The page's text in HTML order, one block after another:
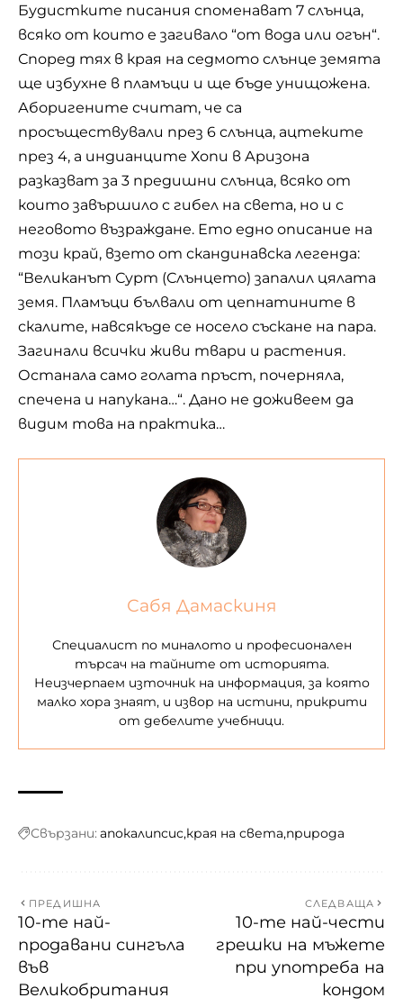
Будистките писания споменават 7 слънца,
всяко от които е загивало “от вода или огън“.
Според тях в края на седмото слънце земята
ще избухне в пламъци и ще бъде унищожена.
Аборигените считат, че са
просъществували през 6 слънца, ацтеките
през 4, а индианците Хопи в Аризона
разказват за 3 предишни слънца, всяко от
които завършило с гибел на света, но и с
неговото възраждане. Ето едно описание на
този край, взето от скандинавска легенда:
“Великанът Сурт (Слънцето) запалил цялата
земя. Пламъци бълвали от цепнатините в
скалите, навсякъде се носело съскане на пара.
Загинали всички живи твари и растения.
Останала само голата пръст, почерняла,
спечена и напукана…“. Дано не доживеем да
видим това на практика…
Сабя Дамаскиня
Специалист по миналото и професионален
търсач на тайните от историята.
Неизчерпаем източник на информация, за която
малко хора знаят, и извор на истини, прикрити
от дебелите учебници.
Свързани: апокалипсис края на света природа
ПРЕДИШНА
10-те най-
продавани сингъла
във
Великобритания
СЛЕДВАЩА
10-те най-чести
грешки на мъжете
при употреба на
кондом